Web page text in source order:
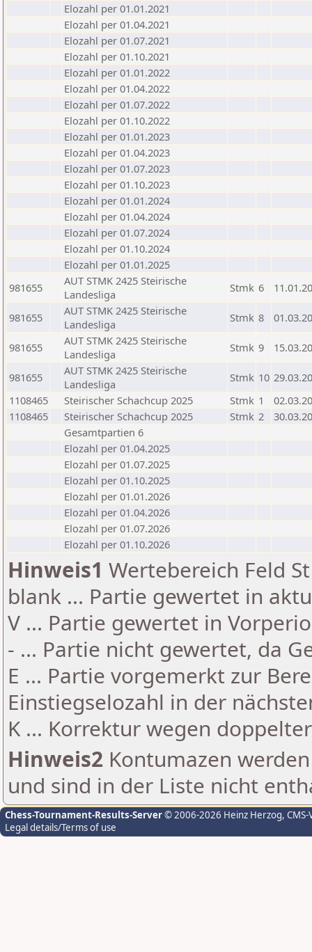
Elozahl per 01.01.2021
Elozahl per 01.04.2021
Elozahl per 01.07.2021
Elozahl per 01.10.2021
Elozahl per 01.01.2022
Elozahl per 01.04.2022
Elozahl per 01.07.2022
Elozahl per 01.10.2022
Elozahl per 01.01.2023
Elozahl per 01.04.2023
Elozahl per 01.07.2023
Elozahl per 01.10.2023
Elozahl per 01.01.2024
Elozahl per 01.04.2024
Elozahl per 01.07.2024
Elozahl per 01.10.2024
Elozahl per 01.01.2025
981655
AUT STMK 2425 Steirische
Landesliga
Stmk 6
981655
AUT STMK 2425 Steirische
Landesliga
Stmk 8
981655
AUT STMK 2425 Steirische
Landesliga
Stmk 9
981655
AUT STMK 2425 Steirische
Landesliga
Stmk 10
1108465
Steirischer Schachcup 2025 Stmk 1
1108465
Steirischer Schachcup 2025 Stmk 2
Gesamtpartien 6
Elozahl per 01.04.2025
Elozahl per 01.07.2025
Elozahl per 01.10.2025
Elozahl per 01.01.2026
Elozahl per 01.04.2026
Elozahl per 01.07.2026
Elozahl per 01.10.2026
Hinweis1 Wertebereich Feld
blank ... Partie gewertet in
V ... Partie gewertet in
- ... Partie nicht gewertet, da
E ... Partie vorgemerkt zur
Einstiegselozahl in der
K ... Korrektur wegen
Hinweis2 Kontumazen
und sind in der Liste nicht
Chess-Tournament-Results-Server© 2006-2026 Heinz Herzog,
Legal details/Terms of use